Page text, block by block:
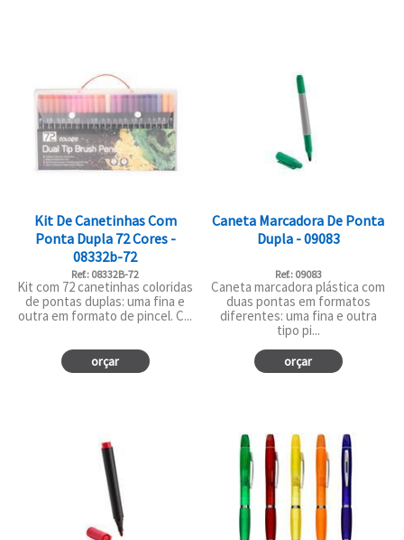
Kit De Canetinhas Com
Ponta Dupla 72 Cores -
08332b-72
Ref.: 08332B-72
Kit com 72 canetinhas coloridas
de pontas duplas: uma fina e
outra em formato de pincel. C...
orçar
Caneta Marcadora De Ponta
Dupla - 09083
Ref.: 09083
Caneta marcadora plástica com
duas pontas em formatos
diferentes: uma fina e outra
tipo pi...
orçar